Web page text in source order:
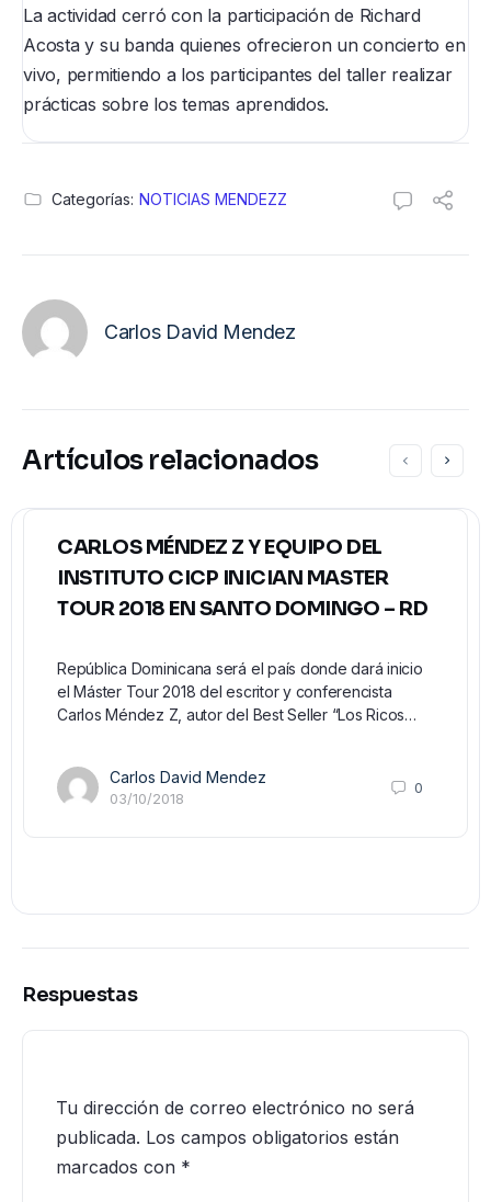
La actividad cerró con la participación de Richard
Acosta y su banda quienes ofrecieron un concierto en
vivo, permitiendo a los participantes del taller realizar
prácticas sobre los temas aprendidos.
Categorías: NOTICIAS MENDEZZ
Carlos David Mendez
Artículos relacionados
CARLOS MÉNDEZ Z Y EQUIPO DEL
INSTITUTO CICP INICIAN MASTER
TOUR 2018 EN SANTO DOMINGO – RD
República Dominicana será el país donde dará inicio
el Máster Tour 2018 del escritor y conferencista
Carlos Méndez Z, autor del Best Seller “Los Ricos…
Carlos David Mendez
03/10/2018
0
Respuestas
Tu dirección de correo electrónico no será
publicada. Los campos obligatorios están
marcados con *